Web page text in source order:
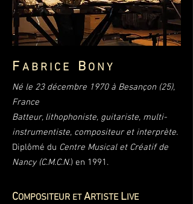
F A B R I C E B O N Y
Né le 23 décembre 1970 à Besançon (25),
France
Batteur, lithophoniste, guitariste, multi-
instrumentiste, compositeur et interprète.
Diplômé du Centre Musical et Créatif de
Nancy (C.M.C.N.) en 1991.
COMPOSITEUR ET ARTISTE LIVE